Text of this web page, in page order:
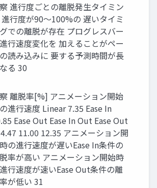
進行度ごとの離脱発生タイミン
行度が90〜100%の 遅いタイミ
での離脱が存在 プログレスバー
行速度変化を 加えることがペー
読み込みに 要する予測時間が長
る 30
離脱率[%] アニメーション開始
進行速度 Linear 7.35 Ease In
Ease Out Ease In Out Ease Out
11.00 12.35 アニメーション開
の進行速度が遅いEase In条件の
率が高い アニメーション開始時
行速度が速いEase Out条件の離
が低い 31